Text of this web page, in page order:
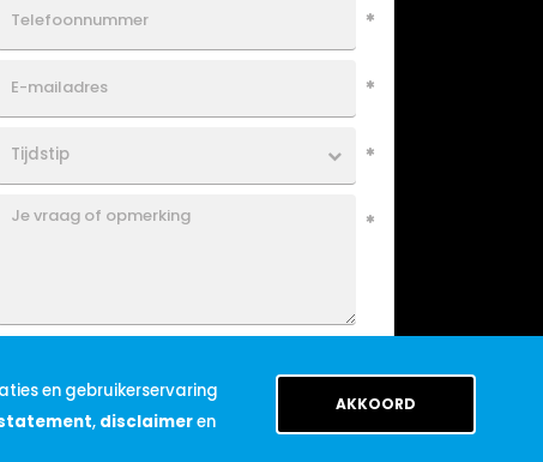
BEL ME TERUG
en gebruikerservaring
, disclaimeren
AKKOORD